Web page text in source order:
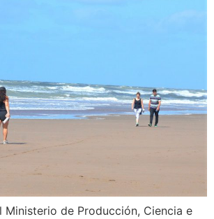
Ministerio de Producción, Ciencia e